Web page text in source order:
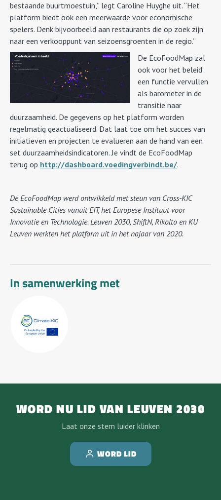
bestaande buurtmoestuin,” legt Caroline Huyghe uit. “Het
platform biedt ook een meerwaarde voor economische
spelers. Denk bijvoorbeeld aan restaurants die op zoek zijn
naar een verkooppunt van seizoensgroenten in de regio.”
De EcoFoodMap zal
ook voor het beleid
een functie vervullen
als barometer in de
transitie naar
duurzaamheid. De gegevens op het platform worden
regelmatig geactualiseerd. Dat laat toe om het succes van
initiatieven en projecten te evalueren aan de hand van een
set duurzaamheidsindicatoren. Je vindt de EcoFoodMap
terug op http://dashboard.voedingverbindt.be/.
De EcoFoodMap werd ontwikkeld met steun van Cross-KIC
Sustainable Cities vanuit EIT, het Europese Instituut voor
Innovatie en Technologie. Leuven 2030, ShiftN, Rikolto en KU
Leuven werkten het platform uit in het najaar van 2020.
In samenwerking met
WORD NU LID VAN LEUVEN 2030
Laat onze stem luider klinken
WORD LID